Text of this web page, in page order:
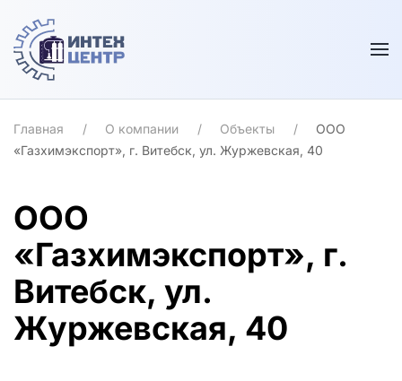
Skip to main content
Главная О компании Объекты
ООО
«Газхимэкспорт», г. Витебск, ул. Журжевская, 40
ООО
«Газхимэкспорт», г.
Витебск, ул.
Журжевская, 40